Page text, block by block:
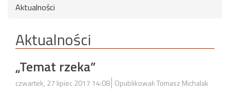
Aktualności
Aktualności
„Temat rzeka”
czwartek, 27 lipiec 2017 14:08 Opublikował: Tomasz Michalak